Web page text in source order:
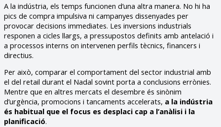
A la indústria, els temps funcionen d’una altra manera. No hi ha
pics de compra impulsiva ni campanyes dissenyades per
provocar decisions immediates. Les inversions industrials
responen a cicles llargs, a pressupostos definits amb antelació i
a processos interns on intervenen perfils tècnics, financers i
directius.
Per això, comparar el comportament del sector industrial amb
el del retail durant el Nadal sovint porta a conclusions errònies.
Mentre que en altres mercats el desembre és sinònim
d’urgència, promocions i tancaments accelerats, a la indústria
és habitual que el focus es desplaci cap a l’anàlisi i la
planificació.